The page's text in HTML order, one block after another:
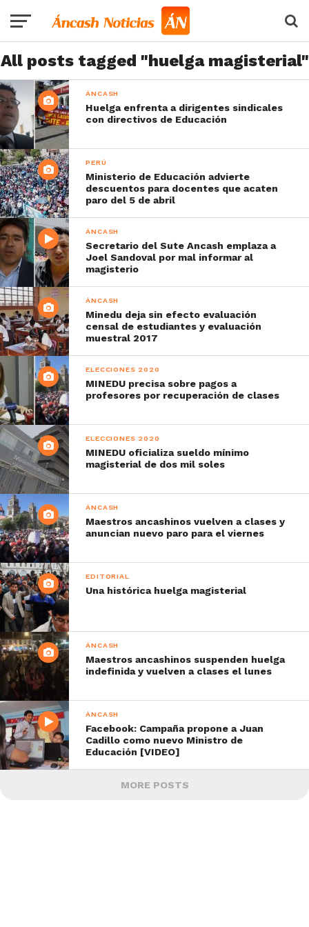
All posts tagged "huelga magisterial"
ÁNCASH
Huelga enfrenta a dirigentes sindicales
con directivos de Educación
PERÚ
Ministerio de Educación advierte
descuentos para docentes que acaten
paro del 5 de abril
ÁNCASH
Secretario del Sute Ancash emplaza a
Joel Sandoval por mal informar al
magisterio
ÁNCASH
Minedu deja sin efecto evaluación
censal de estudiantes y evaluación
muestral 2017
ELECCIONES 2020
MINEDU precisa sobre pagos a
profesores por recuperación de clases
ELECCIONES 2020
MINEDU oficializa sueldo mínimo
magisterial de dos mil soles
ÁNCASH
Maestros ancashinos vuelven a clases y
anuncian nuevo paro para el viernes
EDITORIAL
Una histórica huelga magisterial
ÁNCASH
Maestros ancashinos suspenden huelga
indefinida y vuelven a clases el lunes
ÁNCASH
Facebook: Campaña propone a Juan
Cadillo como nuevo Ministro de
Educación [VIDEO]
MORE POSTS